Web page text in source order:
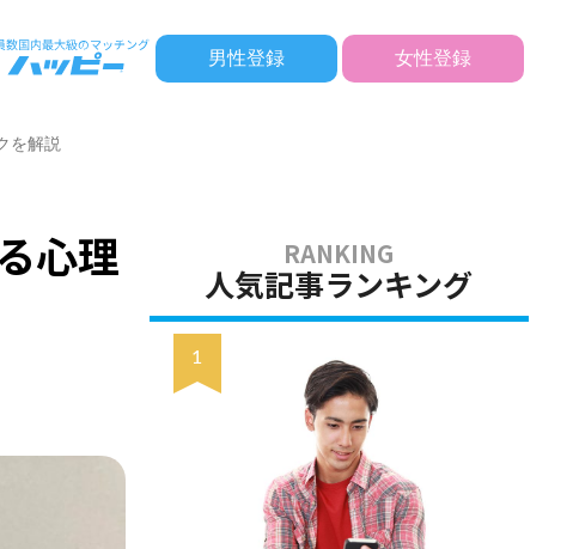
男性登録 女性登録
を解説
心理
人気記事ランキング